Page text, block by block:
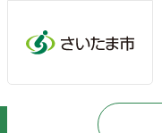
事業者向けの